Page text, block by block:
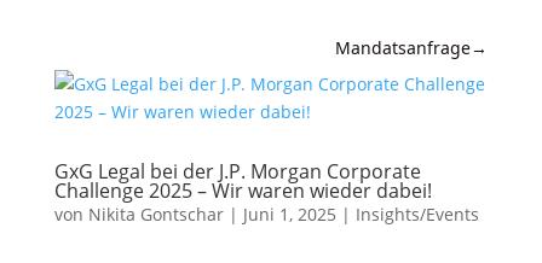
Insights
Mandatsanfrage→
GxG Legal bei der J.P. Morgan Corporate
Challenge 2025 – Wir waren wieder dabei!
von Nikita Gontschar| Juni 1, 2025 | Insights/Events